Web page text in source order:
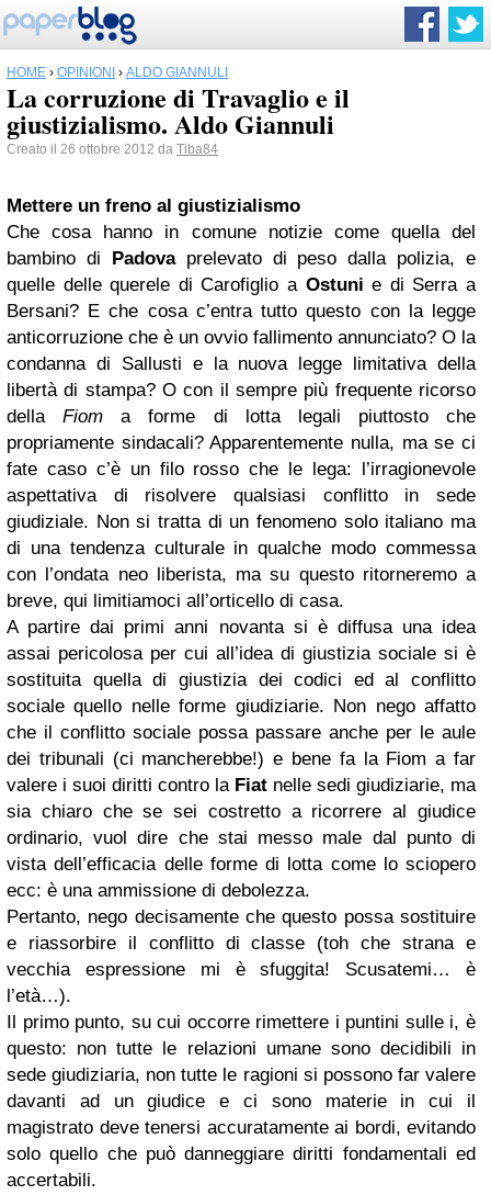
HOME › OPINIONI › ALDO GIANNULI
La corruzione di Travaglio e il
giustizialismo. Aldo Giannuli
Creato il 26 ottobre 2012 da Tiba84
Mettere un freno al giustizialismo
Che cosa hanno in comune notizie come quella del
bambino di Padovaprelevato di peso dalla polizia, e
quelle delle querele di Carofiglio a Ostuni e di Serra a
Bersani? E che cosa c’entra tutto questo con la legge
anticorruzione che è un ovvio fallimento annunciato? O la
condanna di Sallusti e la nuova legge limitativa della
libertà di stampa? O con il sempre più frequente ricorso
dellaFiom a forme di lotta legali piuttosto che
propriamente sindacali? Apparentemente nulla, ma se ci
fate caso c’è un filo rosso che le lega: l’irragionevole
aspettativa di risolvere qualsiasi conflitto in sede
giudiziale. Non si tratta di un fenomeno solo italiano ma
di una tendenza culturale in qualche modo commessa
con l’ondata neo liberista, ma su questo ritorneremo a
breve, qui limitiamoci all’orticello di casa.
A partire dai primi anni novanta si è diffusa una idea
assai pericolosa per cui all’idea di giustizia sociale si è
sostituita quella di giustizia dei codici ed al conflitto
sociale quello nelle forme giudiziarie. Non nego affatto
che il conflitto sociale possa passare anche per le aule
dei tribunali (ci mancherebbe!) e bene fa la Fiom a far
valere i suoi diritti contro la Fiat nelle sedi giudiziarie, ma
sia chiaro che se sei costretto a ricorrere al giudice
ordinario, vuol dire che stai messo male dal punto di
vista dell’efficacia delle forme di lotta come lo sciopero
ecc: è una ammissione di debolezza.
Pertanto, nego decisamente che questo possa sostituire
e riassorbire il conflitto di classe (toh che strana e
vecchia espressione mi è sfuggita! Scusatemi… è
l’età…).
Il primo punto, su cui occorre rimettere i puntini sulle i, è
questo: non tutte le relazioni umane sono decidibili in
sede giudiziaria, non tutte le ragioni si possono far valere
davanti ad un giudice e ci sono materie in cui il
magistrato deve tenersi accuratamente ai bordi, evitando
solo quello che può danneggiare diritti fondamentali ed
accertabili.